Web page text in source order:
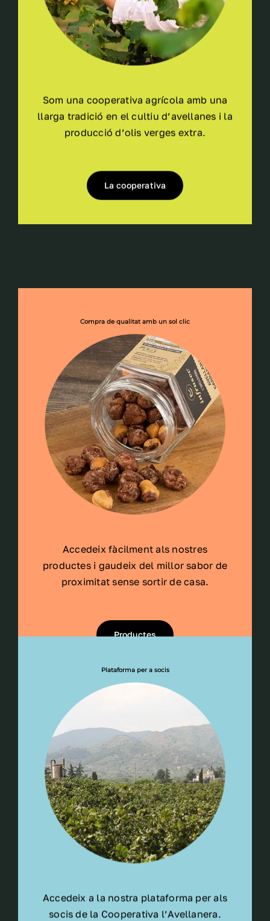
Som una cooperativa agrícola amb una
llarga tradició en el cultiu d’avellanes i la
producció d’olis verges extra.
La cooperativa
Compra de qualitat amb un sol clic
Accedeix fàcilment als nostres
productes i gaudeix del millor sabor de
proximitat sense sortir de casa.
Productes
Plataforma per a socis
Accedeix a la nostra plataforma per als
socis de la Cooperativa l’Avellanera.